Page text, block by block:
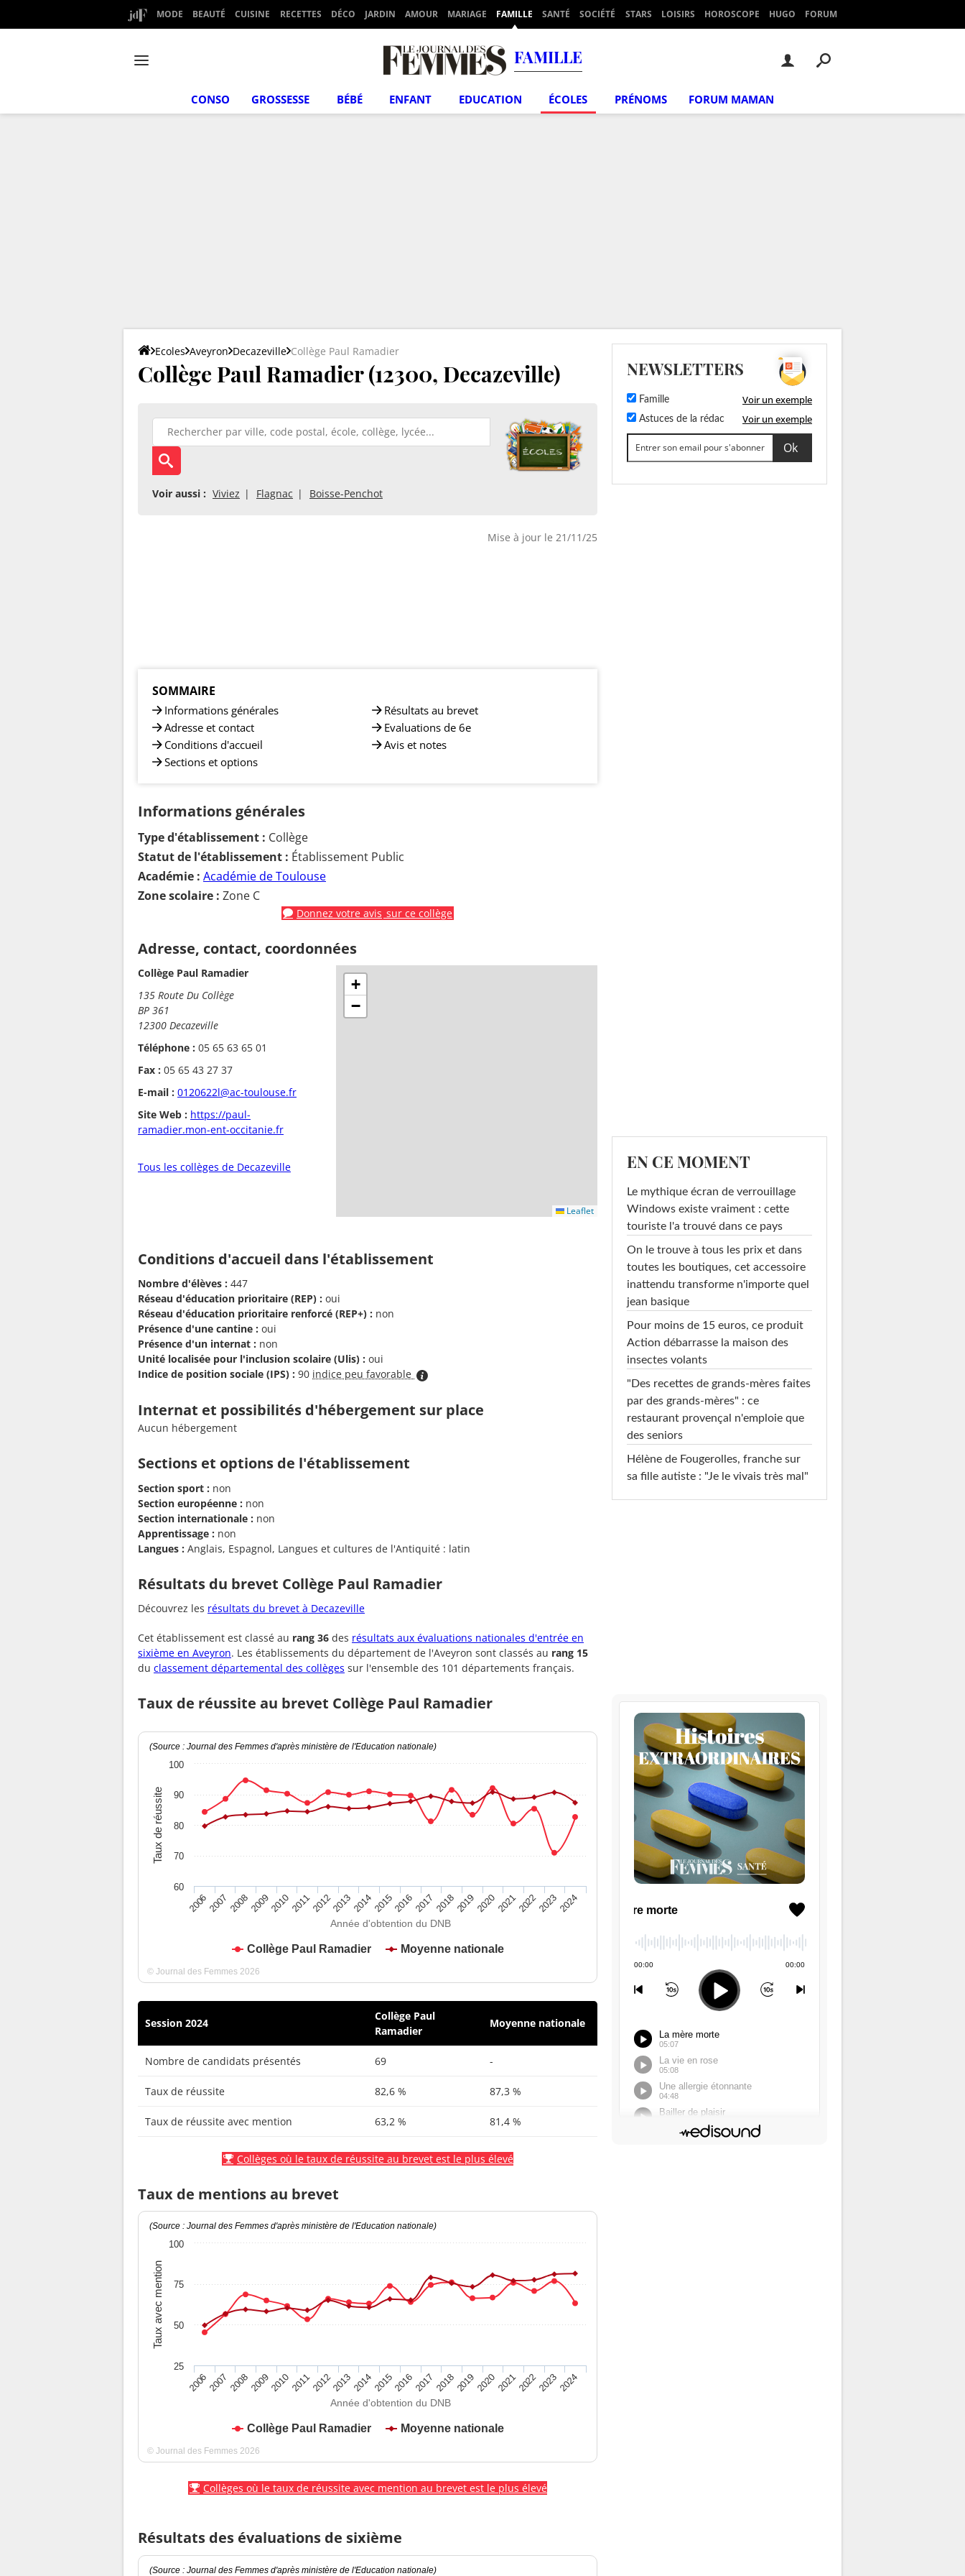
MODE BEAUTÉ CUISINE RECETTES DÉCO JARDIN AMOUR MARIAGE FAMILLE SANTÉ SOCIÉTÉ STARS LOISIRS HOROSCOPE HUGO FORUM
FAMILLE
CONSO GROSSESSE BÉBÉ ENFANT EDUCATION ÉCOLES PRÉNOMS FORUM MAMAN
Ecoles Aveyron Decazeville Collège Paul Ramadier
Collège Paul Ramadier (12300, Decazeville)
Voir aussi : Viviez Flagnac Boisse-Penchot
Mise à jour le 21/11/25
SOMMAIRE
Informations générales
Adresse et contact
Conditions d'accueil
Sections et options
Résultats au brevet
Evaluations de 6e
Avis et notes
Informations générales
Type d'établissement : Collège
Statut de l'établissement : Établissement Public
Académie : Académie de Toulouse
Zone scolaire : Zone C
Donnez votre avis sur ce collège
Adresse, contact, coordonnées
Collège Paul Ramadier
135 Route Du Collège
BP 361
12300 Decazeville
Téléphone : 05 65 63 65 01
Fax : 05 65 43 27 37
E-mail : 0120622l@ac-toulouse.fr
Site Web : https://paul-
ramadier.mon-ent-occitanie.fr
Tous les collèges de Decazeville
+
−
Leaflet
Conditions d'accueil dans l'établissement
Nombre d'élèves : 447
Réseau d'éducation prioritaire (REP) : oui
Réseau d'éducation prioritaire renforcé (REP+) : non
Présence d'une cantine : oui
Présence d'un internat : non
Unité localisée pour l'inclusion scolaire (Ulis) : oui
Indice de position sociale (IPS) : 90 indice peu favorable
Internat et possibilités d'hébergement sur place
Aucun hébergement
Sections et options de l'établissement
Section sport : non
Section européenne : non
Section internationale : non
Apprentissage : non
Langues : Anglais, Espagnol, Langues et cultures de l'Antiquité : latin
Résultats du brevet Collège Paul Ramadier
Découvrez les résultats du brevet à Decazeville
Cet établissement est classé au rang 36 des résultats aux évaluations nationales d'entrée en
sixième en Aveyron. Les établissements du département de l'Aveyron sont classés au rang 15
du classement départemental des collèges sur l'ensemble des 101 départements français.
Taux de réussite au brevet Collège Paul Ramadier
Année d'obtention du DNB
Taux de réussite
(Source : Journal des Femmes d'après ministère de l'Education nationale)
Collège Paul Ramadier Moyenne nationale
2006200720082009201020112012201320142015201620172018201920202021202220232024
60
70
80
90
100
© Journal des Femmes 2026
Session 2024
Collège Paul
Ramadier
Moyenne nationale
Nombre de candidats présentés 69 -
Taux de réussite 82,6 % 87,3 %
Taux de réussite avec mention 63,2 % 81,4 %
Collèges où le taux de réussite au brevet est le plus élevé
Taux de mentions au brevet
Année d'obtention du DNB
Taux avec mention
(Source : Journal des Femmes d'après ministère de l'Education nationale)
Collège Paul Ramadier Moyenne nationale
2006200720082009201020112012201320142015201620172018201920202021202220232024
100
25
50
75
© Journal des Femmes 2026
Collèges où le taux de réussite avec mention au brevet est le plus élevé
Résultats des évaluations de sixième
(Source : Journal des Femmes d'après ministère de l'Education nationale)
NEWSLETTERS
Famille Voir un exemple
Astuces de la rédac Voir un exemple
EN CE MOMENT
Le mythique écran de verrouillage
Windows existe vraiment : cette
touriste l'a trouvé dans ce pays
On le trouve à tous les prix et dans
toutes les boutiques, cet accessoire
inattendu transforme n'importe quel
jean basique
Pour moins de 15 euros, ce produit
Action débarrasse la maison des
insectes volants
"Des recettes de grands-mères faites
par des grands-mères" : ce
restaurant provençal n'emploie que
des seniors
Hélène de Fougerolles, franche sur
sa fille autiste : "Je le vivais très mal"